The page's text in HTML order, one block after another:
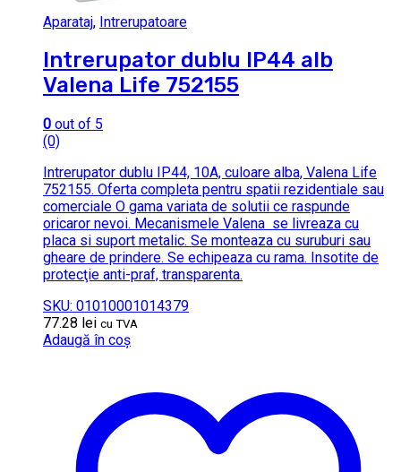
Aparataj, Intrerupatoare
Intrerupator dublu IP44 alb
Valena Life 752155
0 out of 5
(0)
Intrerupator dublu IP44, 10A, culoare alba, Valena Life
752155. Oferta completa pentru spatii rezidentiale sau
comerciale O gama variata de solutii ce raspunde
oricaror nevoi. Mecanismele Valena se livreaza cu
placa si suport metalic. Se monteaza cu suruburi sau
gheare de prindere. Se echipeaza cu rama. Insotite de
protecţie anti-praf, transparenta.
SKU: 01010001014379
77.28 lei cu TVA
Adaugă în coș